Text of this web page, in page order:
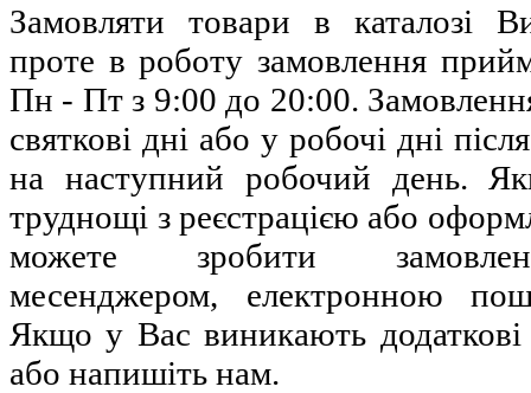
Замовляти товари в каталозі
проте в роботу замовлення
Пн - Пт з 9:00 до 20:00.
святкові дні або у робочі дні
на наступний робочий день.
труднощі з реєстрацією або
можете зробити
месенджером, електронною
Якщо у Вас виникають
або напишіть нам.